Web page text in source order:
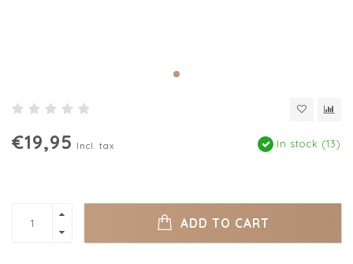
€19,95 Incl. tax In stock (13)
ADD TO CART